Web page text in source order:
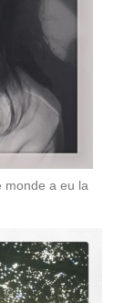
monde a eu la